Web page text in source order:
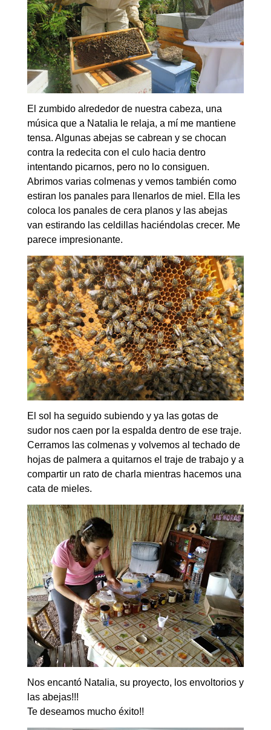
El zumbido alrededor de nuestra cabeza, una
música que a Natalia le relaja, a mí me mantiene
tensa. Algunas abejas se cabrean y se chocan
contra la redecita con el culo hacia dentro
intentando picarnos, pero no lo consiguen.
Abrimos varias colmenas y vemos también como
estiran los panales para llenarlos de miel. Ella les
coloca los panales de cera planos y las abejas
van estirando las celdillas haciéndolas crecer. Me
parece impresionante.
El sol ha seguido subiendo y ya las gotas de
sudor nos caen por la espalda dentro de ese traje.
Cerramos las colmenas y volvemos al techado de
hojas de palmera a quitarnos el traje de trabajo y a
compartir un rato de charla mientras hacemos una
cata de mieles.
Nos encantó Natalia, su proyecto, los envoltorios y
las abejas!!!
Te deseamos mucho éxito!!